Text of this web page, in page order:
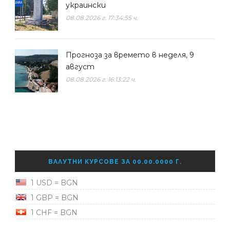
украински
08.08.2026 г. 17:34:55 ч.
Прогноза за времето в неделя, 9
август
08.08.2026 г. 16:13:22 ч.
ВАЛУТНИ КУРСОВЕ ЗА 00.00.0000 Г.
1 USD = BGN
1 GBP = BGN
1 CHF = BGN